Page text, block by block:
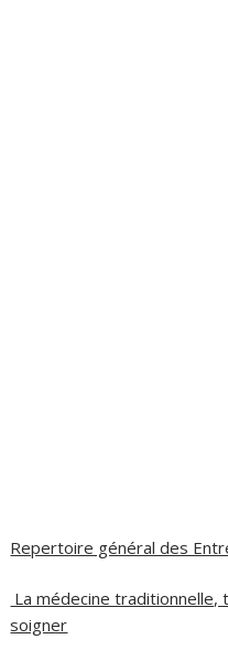
Repertoire général des
La médecine
soigner